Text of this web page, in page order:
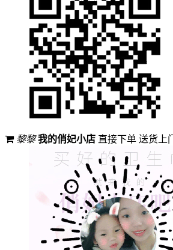
黎黎 我的俏妃小店 直接下单 送货上门